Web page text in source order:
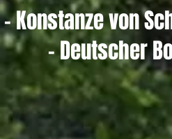
- Konstanze von
- Deutscher